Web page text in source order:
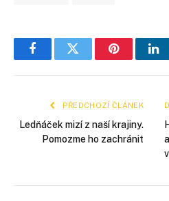
FacebookTwitter Pinterest
PŘEDCHOZÍ ČLÁNEK
Ledňáček mizí z naší krajiny.
Pomozme ho zachránit